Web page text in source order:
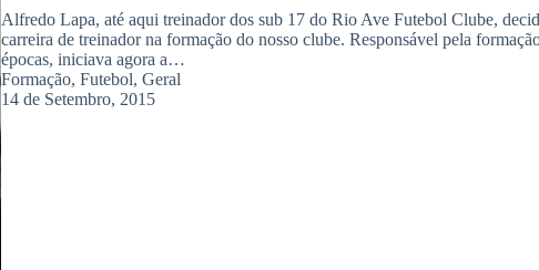
Alfredo Lapa, até aqui treinador dos sub 17 do Rio Ave Futebol Clube,
carreira de treinador na formação do nosso clube. Responsável pela
épocas, iniciava agora a…
Formação,Futebol,Geral
14 de Setembro, 2015